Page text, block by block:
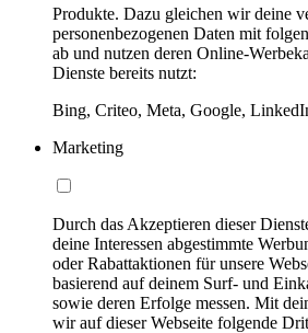
Produkte. Dazu gleichen wir deine
personenbezogenen Daten mit
ab und nutzen deren Online-
Dienste bereits nutzt:
Bing, Criteo, Meta, Google,
Marketing
Durch das Akzeptieren dieser
deine Interessen abgestimmte
oder Rabattaktionen für unsere
basierend auf deinem Surf- und
sowie deren Erfolge messen. Mit
wir auf dieser Webseite folgende